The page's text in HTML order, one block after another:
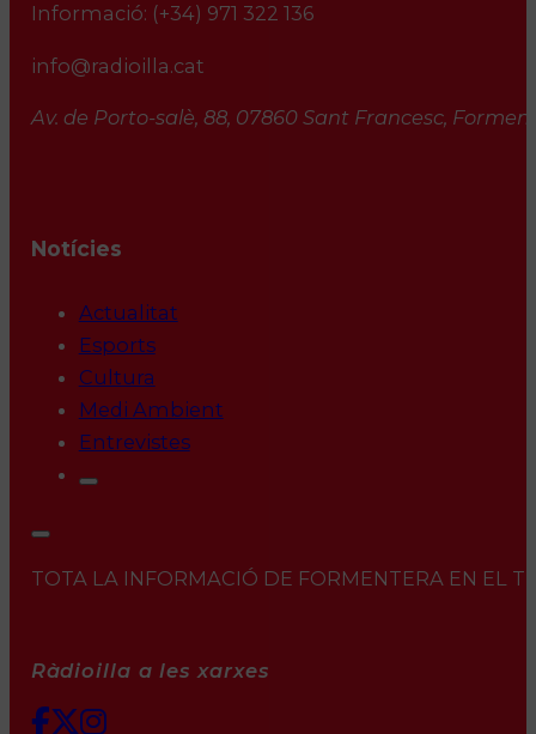
Informació: (+34) 971 322 136
info@radioilla.cat
Av. de Porto-salè, 88, 07860 Sant Francesc,
Notícies
Actualitat
Esports
Cultura
Medi Ambient
Entrevistes
TOTA LA INFORMACIÓ DE FORMENTERA EN EL
Ràdioilla a les xarxes